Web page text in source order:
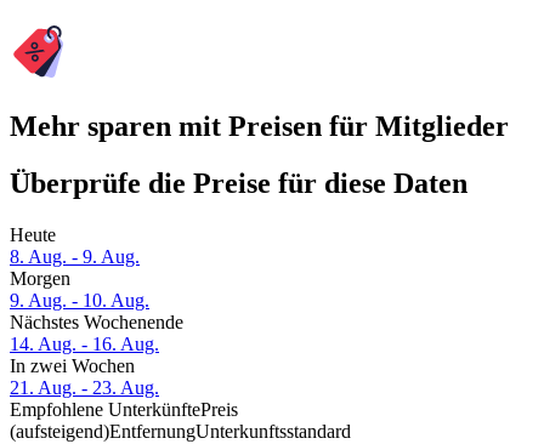
Mehr sparen mit Preisen für Mitglieder
Überprüfe die Preise für diese Daten
Heute
8. Aug. - 9. Aug.
Morgen
9. Aug. - 10. Aug.
Nächstes Wochenende
14. Aug. - 16. Aug.
In zwei Wochen
21. Aug. - 23. Aug.
Empfohlene UnterkünftePreis
(aufsteigend)EntfernungUnterkunftsstandard